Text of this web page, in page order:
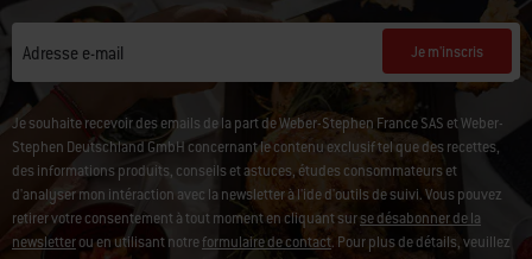
votre boîte mail.
Adresse e-mail Je m'inscris
Je souhaite recevoir des emails de la part de Weber-Stephen France SAS et Weber-
Stephen Deutschland GmbH concernant le contenu exclusif tel que des recettes,
des informations produits, conseils et astuces, études consommateurs et
d'analyser mon intéraction avec la newsletter à l'ide d'outils de suivi. Vous pouvez
retirer votre consentement à tout moment en cliquant surse désabonner de la